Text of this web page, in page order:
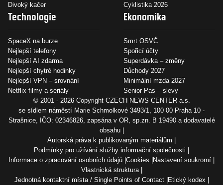
Divoký kačer
Cyklistika 2026
Technologie
SpaceX na burze
Nejlepší telefony
Nejlepší AI zdarma
Nejlepší chytré hodinky
Nejlepší VPN – srovnání
Netflix filmy a seriály
Ekonomika
Smrt OSVČ
Spořicí účty
Superdávka – změny
Důchody 2027
Minimální mzda 2027
Senior Pas – slevy
© 2001 - 2026 Copyright CZECH NEWS CENTER a.s.
se sídlem náměstí Marie Schmolkové 3493/1, 100 00 Praha 10 -
Strašnice, IČO: 02346826, zapsána v OR, sp.zn. B 19490 a dodavatelé
obsahu
Autorská práva k publikovaným materiálům
Podmínky pro užívání služby informační společnosti
Informace o zpracování osobních údajů Cookies Nastavení soukromí
Vlastnická struktura
Jednotná kontaktní místa / Single Points of Contact Etický kodex